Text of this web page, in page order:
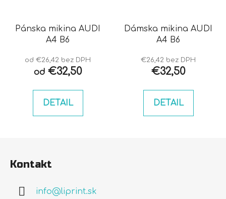
Pánska mikina AUDI
A4 B6
od €26,42 bez DPH
od€32,50
DETAIL
Dámska mikina AUDI
A4 B6
€26,42 bez DPH
€32,50
DETAIL
Kontakt
info@liprint.sk